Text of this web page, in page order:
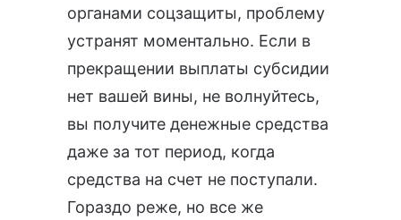
органами соцзащиты, проблему
устранят моментально. Если в
прекращении выплаты субсидии
нет вашей вины, не волнуйтесь,
вы получите денежные средства
даже за тот период, когда
средства на счет не поступали.
Гораздо реже, но все же